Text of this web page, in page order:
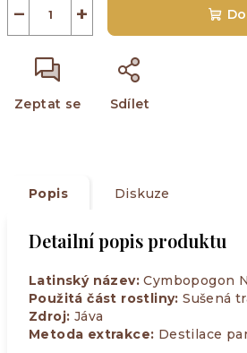
+
−
Zeptat se Sdílet
Popis Diskuze
Detailní popis produktu
Latinský název: Cymbopogon
Použitá část rostliny: Sušená
Zdroj: Jáva
Metoda extrakce: Destilace